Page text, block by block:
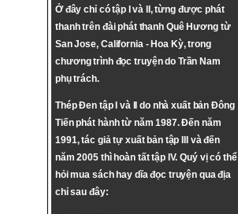
Ở đây chỉ có tập I và II, từng được phát
thanh trên đài phát thanh Quê Hương từ
San Jose, California - Hoa Kỳ, trong
chương trình đọc truyện do Trần Nam
phụ trách.
Thép Đen tập I và II do nhà xuất bản Đông
Tiến phát hành từ năm 1987. Đến năm
1991, tác giả tự xuất bản tập III và đến
năm 2005 thì hoàn tất tập IV. Quý vị có thể
hỏi mua sách hay dĩa đọc truyện qua địa
chỉ sau đây: